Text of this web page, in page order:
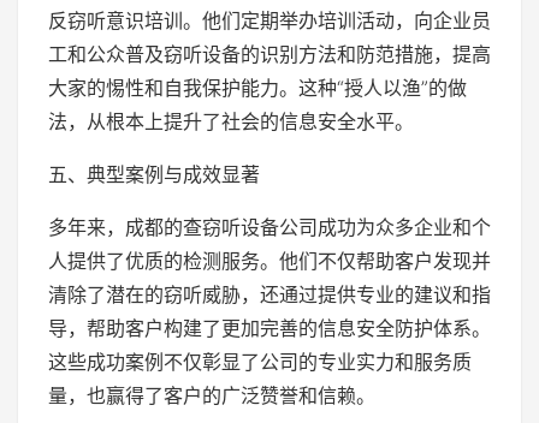
反窃听意识培训。他们定期举办培训活动，向企业员
工和公众普及窃听设备的识别方法和防范措施，提高
大家的惕性和自我保护能力。这种“授人以渔”的做
法，从根本上提升了社会的信息安全水平。
五、典型案例与成效显著
多年来，成都的查窃听设备公司成功为众多企业和个
人提供了优质的检测服务。他们不仅帮助客户发现并
清除了潜在的窃听威胁，还通过提供专业的建议和指
导，帮助客户构建了更加完善的信息安全防护体系。
这些成功案例不仅彰显了公司的专业实力和服务质
量，也赢得了客户的广泛赞誉和信赖。